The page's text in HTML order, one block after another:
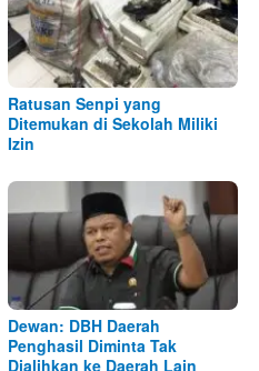
Ratusan Senpi yang
Ditemukan di Sekolah Miliki
Izin
Dewan: DBH Daerah
Penghasil Diminta Tak
Dialihkan ke Daerah Lain